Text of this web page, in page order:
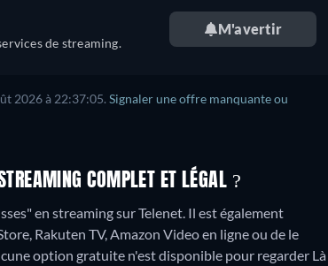
de streaming.
M'avertir
2026 à 22:37:05. Signaler une offre manquante ou
COMPLET ET LÉGAL ?
en streaming sur Telenet. Il est également
Rakuten TV, Amazon Video en ligne ou de le
option gratuite n'est disponible pour regarder Là